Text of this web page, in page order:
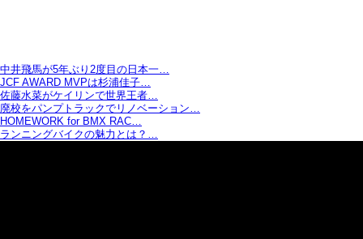
中井飛馬が5年ぶり2度目の日本一…
JCF AWARD MVPは杉浦佳子…
佐藤水菜がケイリンで世界王者…
廃校をパンプトラックでリノベーション…
HOMEWORK for BMX RAC…
ランニングバイクの魅力とは？…